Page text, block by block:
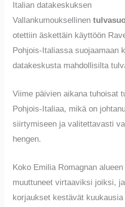
Italian datakeskuksen
Vallankumouksellinen
otettiin äskettäin käyttöön
Pohjois-Italiassa suojaamaan
datakeskusta mahdollisilta
Viime päivien aikana tuhoisat
Pohjois-Italiaa, mikä on
siirtymiseen ja valitettavasti
hengen.
Koko Emilia Romagnan
muuttuneet virtaaviksi joiksi,
korjaukset kestävät